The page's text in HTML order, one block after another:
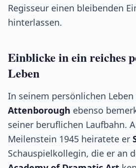
Regisseur einen bleibenden
hinterlassen.
Einblicke in ein reiches
Leben
In seinem persönlichen Leben
Attenborough ebenso
seiner beruflichen Laufbahn.
Meilenstein 1945 heiratete er
Schauspielkollegin, die er an